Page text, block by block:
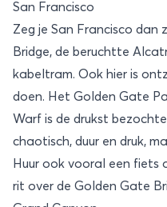
San Francisco
Zeg je San Francisco dan
Bridge, de beruchtte
kabeltram. Ook hier is
doen. Het Golden Gate
Warf is de drukst
chaotisch, duur en druk,
Huur ook vooral een fiets
rit over de Golden Gate